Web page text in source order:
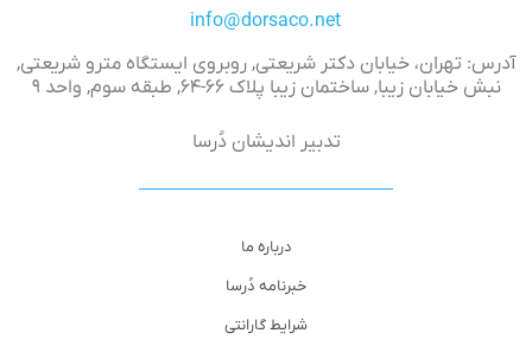
آدرس: تهران، خیابان دکتر شریعتی, روبروی ایستگاه مترو شریعتی,
نبش خیابان زیبا, ساختمان زیبا پلاک ۶۶-۶۴, طبقه سوم, واحد ۹
تدبیر اندیشان دُرسا
درباره ما
خبرنامه دُرسا
شرایط گارانتی